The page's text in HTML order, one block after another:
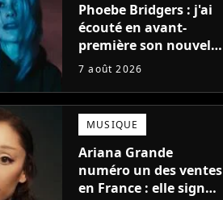
Phoebe Bridgers : j'ai
écouté en avant-
première son nouvel
album, c'est le bijou
7 août 2026
MUSIQUE
Ariana Grande
numéro un des ventes
en France : elle signe